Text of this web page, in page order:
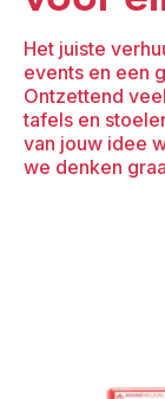
Het juiste
events en een
Ontzettend
tafels en
van jouw idee
we denken